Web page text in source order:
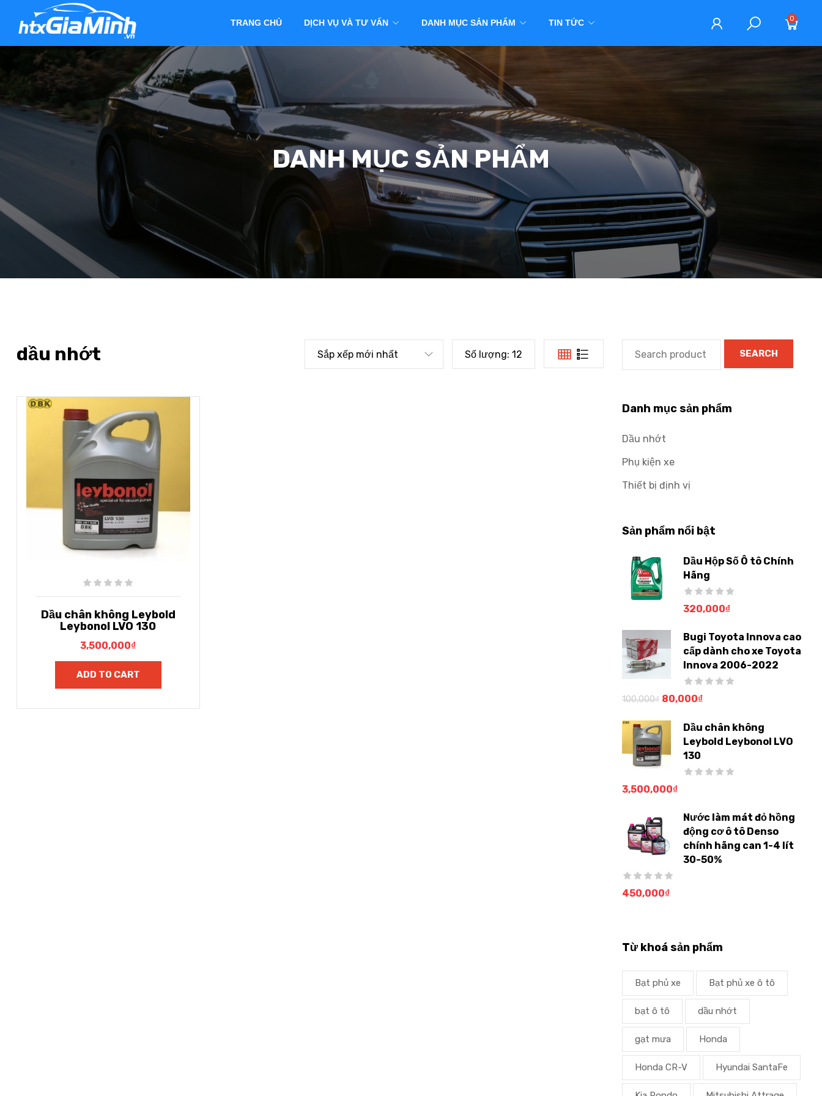
TRANG CHỦ DỊCH VỤ VÀ TƯ VẤN DANH MỤC SẢN PHẨM TIN TỨC 0
DANH MỤC SẢN PHẨM
dầu nhớt Sắp xếp mới nhất Số lượng: 12
Dầu chân không Leybold
Leybonol LVO 130
3,500,000₫
ADD TO CART
SEARCH
Danh mục sản phẩm
Dầu nhớt
Phụ kiện xe
Thiết bị định vị
Sản phẩm nổi bật
Dầu Hộp Số Ô tô Chính
Hãng
320,000₫
Bugi Toyota Innova cao
cấp dành cho xe Toyota
Innova 2006-2022
100,000₫ 80,000₫
Dầu chân không
Leybold Leybonol LVO
130
3,500,000₫
Nước làm mát đỏ hồng
động cơ ô tô Denso
chính hãng can 1-4 lít
30-50%
450,000₫
Từ khoá sản phẩm
Bạt phủ xe Bạt phủ xe ô tô
bạt ô tô dầu nhớt
gạt mưa Honda
Honda CR-V Hyundai SantaFe